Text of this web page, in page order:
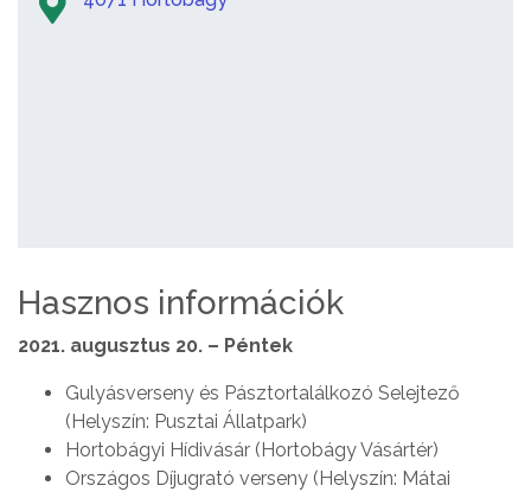
Hasznos információk
2021. augusztus 20. – Péntek
Gulyásverseny és Pásztortalálkozó Selejtező
(Helyszín: Pusztai Állatpark)
Hortobágyi Hídivásár (Hortobágy Vásártér)
Országos Díjugrató verseny (Helyszín: Mátai